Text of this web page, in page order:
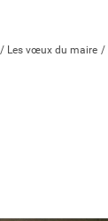
Les vœux du maire